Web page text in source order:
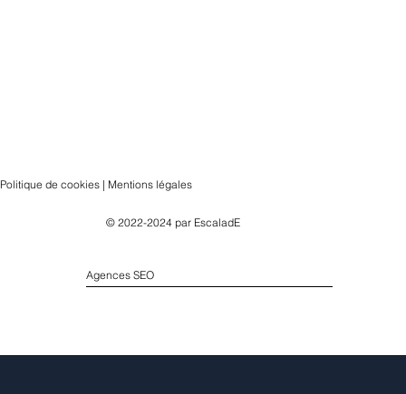
Politique de cookies | Mentions légales
© 2022-2024 par EscaladE
Agences SEO